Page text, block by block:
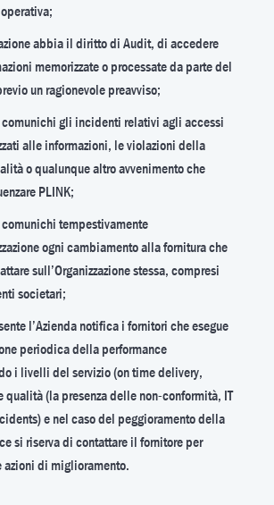
abbia il diritto di Audit, di accedere
memorizzate o processate da parte del
un ragionevole preavviso;
gli incidenti relativi agli accessi
alle informazioni, le violazioni della
o qualunque altro avvenimento che
PLINK;
tempestivamente
ogni cambiamento alla fornitura che
sull’Organizzazione stessa, compresi
societari;
l’Azienda notifica i fornitori che esegue
periodica della performance
i livelli del servizio (on time delivery,
qualità (la presenza delle non-conformità, IT
e nel caso del peggioramento della
si riserva di contattare il fornitore per
di miglioramento.